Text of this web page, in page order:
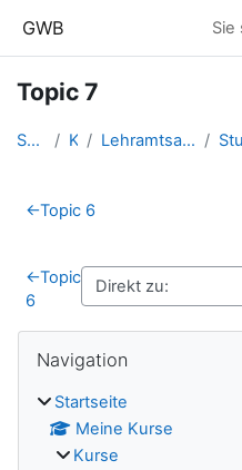
GWB Sie
Topic 7
Startseite Kurse Lehramtsausbildung GW im Clust...
Abschnittsübersicht
←Topic 6
←Topic
6
Navigation
Startseite
Meine Kurse
Kurse